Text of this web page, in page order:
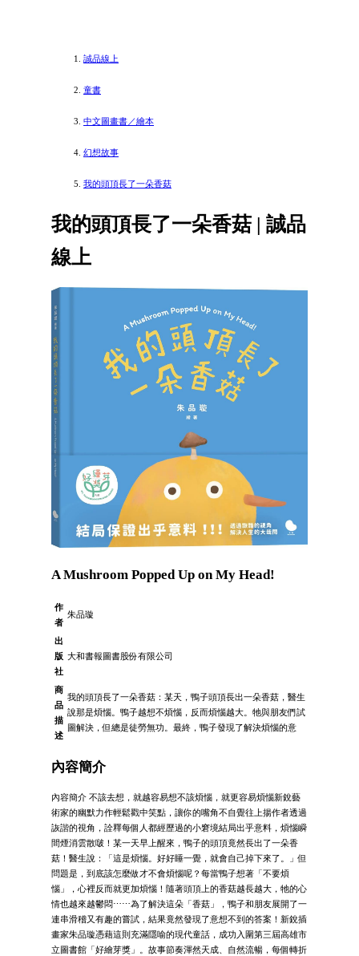
誠品線上
童書
中文圖畫書／繪本
幻想故事
我的頭頂長了一朵香菇
我的頭頂長了一朵香菇 | 誠品
線上
A Mushroom Popped Up on My Head!
作
者
朱品璇
出
版
社
大和書報圖書股份有限公司
商
品
描
述
我的頭頂長了一朵香菇：某天，鴨子頭頂長出一朵香菇，醫生
說那是煩惱。鴨子越想不煩惱，反而煩惱越大。牠與朋友們試
圖解決，但總是徒勞無功。最終，鴨子發現了解決煩惱的意
內容簡介
內容簡介 不該去想，就越容易想不該煩惱，就更容易煩惱新銳藝
術家的幽默力作輕鬆戳中笑點，讓你的嘴角不自覺往上揚作者透過
詼諧的視角，詮釋每個人都經歷過的小窘境結局出乎意料，煩惱瞬
間煙消雲散啵！某一天早上醒來，鴨子的頭頂竟然長出了一朵香
菇！醫生說：「這是煩惱。好好睡一覺，就會自己掉下來了。」但
問題是，到底該怎麼做才不會煩惱呢？每當鴨子想著「不要煩
惱」，心裡反而就更加煩惱！隨著頭頂上的香菇越長越大，牠的心
情也越來越鬱悶⋯⋯為了解決這朵「香菇」，鴨子和朋友展開了一
連串滑稽又有趣的嘗試，結果竟然發現了意想不到的答案！新銳插
畫家朱品璇憑藉這則充滿隱喻的現代童話，成功入圍第三屆高雄市
立圖書館「好繪芽獎」。故事節奏渾然天成、自然流暢，每個轉折